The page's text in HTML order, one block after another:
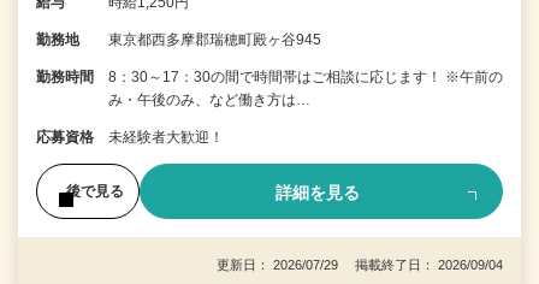
勤務地 東京都西多摩郡瑞穂町殿ヶ谷945
勤務時間
8：30～17：30の間で時間帯はご相談に応じます！ ※午前の
み・午後のみ、など働き方は…
応募資格 未経験者大歓迎！
後で見る 詳細を見る
更新日： 2026/07/29 掲載終了日： 2026/09/04